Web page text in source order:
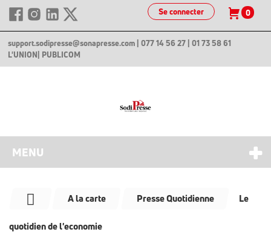
Se connecter 0
support.sodipresse@sonapresse.com | 077 14 56 27 | 01 73 58 61
L'UNION | PUBLICOM
MENU
A la carte Presse Quotidienne Le
quotidien de l'economie